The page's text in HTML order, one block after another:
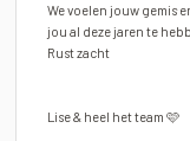
We voelen jouw gemis
jou al deze jaren te
Rust zacht
Lise & heel het team 🩷